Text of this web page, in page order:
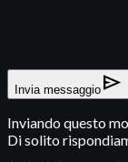
Invia messaggio send
Inviando questo
Di solito